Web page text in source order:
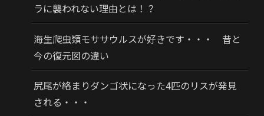
ラに襲われない理由とは！？
海生爬虫類モササウルスが好きです・・・ 昔と
今の復元図の違い
尻尾が絡まりダンゴ状になった4匹のリスが発見
される・・・